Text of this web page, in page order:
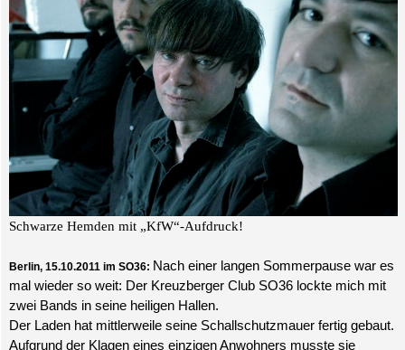
Schwarze Hemden mit „KfW“-Aufdruck!
Berlin, 15.10.2011 im SO36: Nach einer langen Sommerpause war es
mal wieder so weit: Der Kreuzberger Club SO36 lockte mich mit
zwei Bands in seine heiligen Hallen.
Der Laden hat mittlerweile seine Schallschutzmauer fertig gebaut.
Aufgrund der Klagen eines einzigen Anwohners musste sie